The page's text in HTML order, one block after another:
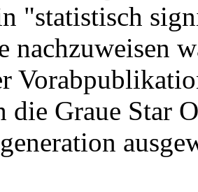
"statistisch
nachzuweisen
die Graue Star